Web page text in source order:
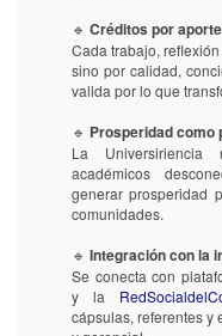
🔹 Créditos por
Cada trabajo,
sino por calidad,
valida por lo que
🔹 Prosperidad
La
académicos
generar prosperidad
comunidades.
🔹 Integración con la
Se conecta con
y la
cápsulas, referentes y